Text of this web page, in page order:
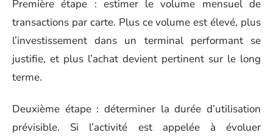
Première étape : estimer le volume mensuel de
transactions par carte. Plus ce volume est élevé, plus
l’investissement dans un terminal performant se
justifie, et plus l’achat devient pertinent sur le long
terme.
Deuxième étape : déterminer la durée d’utilisation
prévisible. Si l’activité est appelée à évoluer